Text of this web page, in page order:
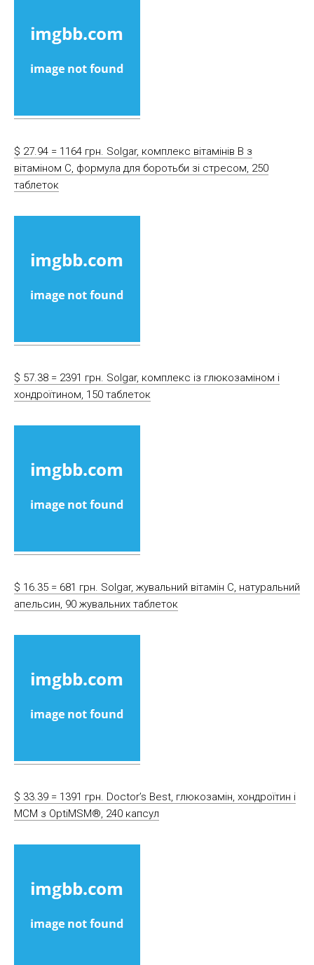
$ 27.94 = 1164 грн. Solgar, комплекс вітамінів B з
вітаміном C, формула для боротьби зі стресом, 250
таблеток
$ 57.38 = 2391 грн. Solgar, комплекс із глюкозаміном і
хондроїтином, 150 таблеток
$ 16.35 = 681 грн. Solgar, жувальний вітамін С, натуральний
апельсин, 90 жувальних таблеток
$ 33.39 = 1391 грн. Doctor’s Best, глюкозамін, хондроїтин і
МСМ з OptiMSM®, 240 капсул